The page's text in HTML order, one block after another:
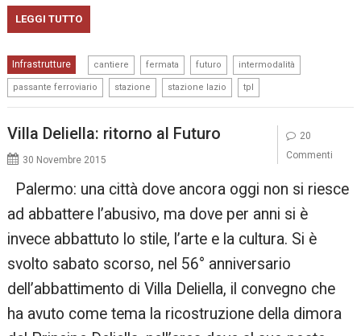
LEGGI TUTTO
Infrastrutture cantiere fermata futuro intermodalità
passante ferroviario stazione stazione lazio tpl
Villa Deliella: ritorno al Futuro
30 Novembre 2015
Palermo: una città dove ancora oggi non si riesce
ad abbattere l’abusivo, ma dove per anni si è
invece abbattuto lo stile, l’arte e la cultura. Si è
svolto sabato scorso, nel 56° anniversario
dell’abbattimento di Villa Deliella, il convegno che
ha avuto come tema la ricostruzione della dimora
20
Commenti